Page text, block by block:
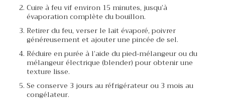
Cuire à feu vif environ 15 minutes, jusqu’à
évaporation complète du bouillon.
Retirer du feu, verser le lait évaporé, poivrer
généreusement et ajouter une pincée de sel.
Réduire en purée à l’aide du pied-mélangeur ou du
mélangeur électrique (blender) pour obtenir une
texture lisse.
Se conserve 3 jours au réfrigérateur ou 3 mois au
congélateur.